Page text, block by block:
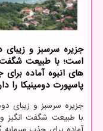
جزیره سرسبز و زیبای
است؛ با طبیعت شگفت
های انبوه آماده
پاسپورت دومینیكا را
جزیره سرسبز و زیبای
با طبیعت شگفت انگیز